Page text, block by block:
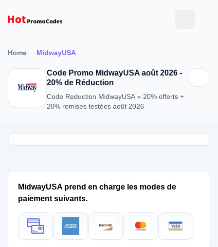
Home MidwayUSA
Code Promo MidwayUSA août 2026 -
20% de Réduction
Code Reduction MidwayUSA » 20% offerts +
20% remises testées août 2026
MidwayUSA prend en charge les modes de
paiement suivants.